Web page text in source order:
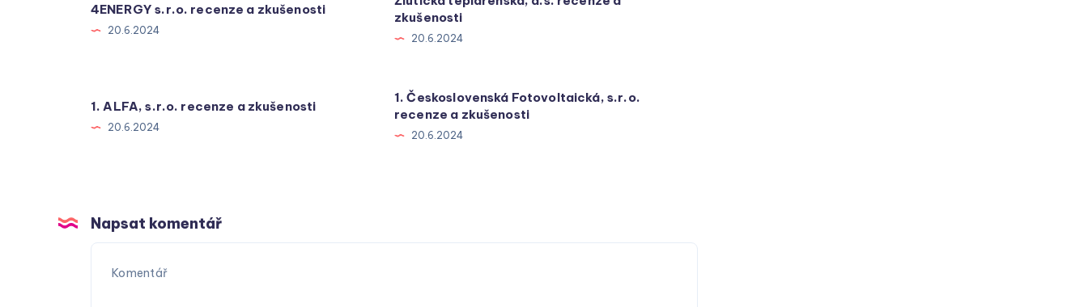
4ENERGY s.r.o. recenze a zkušenosti
20.6.2024
zkušenosti
20.6.2024
1. ALFA, s.r.o. recenze a zkušenosti
20.6.2024
1. Československá Fotovoltaická, s.r.o.
recenze a zkušenosti
20.6.2024
Napsat komentář